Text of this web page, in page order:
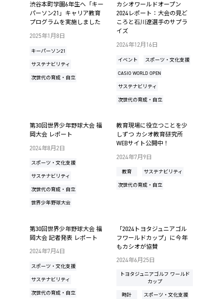
2025年1月8日
キーパーソン21
サステナビリティ
次世代の育成・自立
渋谷本町学園6年生へ「キー
パーソン21」キャリア教育
プログラムを実施しました
2024年12月16日
イベント スポーツ・文化支援
CASIO WORLD OPEN
サステナビリティ
次世代の育成・自立
カシオワールドオープン
2024レポート：大会の見ど
ころと石川遼選手のサプラ
イズ
2024年8月2日
スポーツ・文化支援
サステナビリティ
次世代の育成・自立
世界少年野球大会
第30回世界少年野球大会 福
岡大会 レポート
2024年7月9日
教育 サステナビリティ
次世代の育成・自立
教育現場に役立つことを少
しずつ カシオ教育研究所
WEBサイト公開中！
2024年7月4日
スポーツ・文化支援
サステナビリティ
次世代の育成・自立
第30回世界少年野球大会 福
岡大会 記者発表 レポート
2024年6月25日
トヨタジュニアゴルフ ワールド
カップ
時計 スポーツ・文化支援
「2024トヨタジュニアゴル
フワールドカップ」に今年
もカシオが協賛